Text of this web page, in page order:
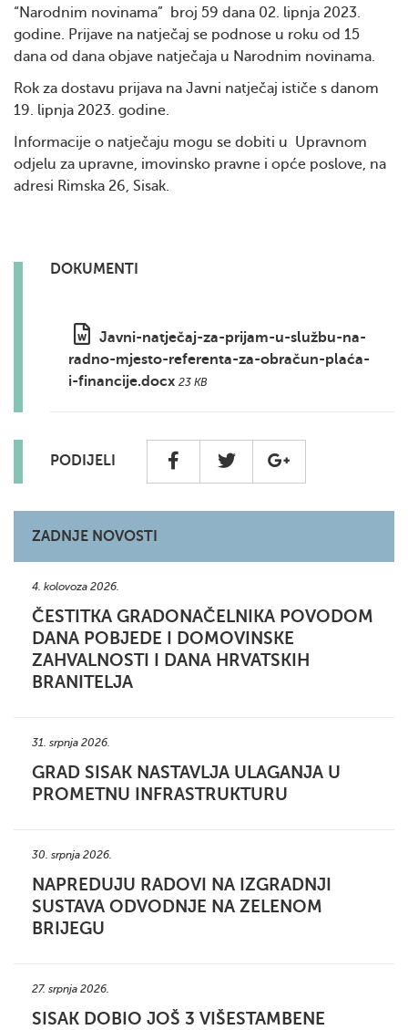
“Narodnim novinama” broj 59 dana 02. lipnja 2023.
godine. Prijave na natječaj se podnose u roku od 15
dana od dana objave natječaja u Narodnim novinama.
Rok za dostavu prijava na Javni natječaj ističe s danom
19. lipnja 2023. godine.
Informacije o natječaju mogu se dobiti u Upravnom
odjelu za upravne, imovinsko pravne i opće poslove, na
adresi Rimska 26, Sisak.
DOKUMENTI
Javni-natječaj-za-prijam-u-službu-na-
radno-mjesto-referenta-za-obračun-plaća-
i-financije.docx 23 KB
PODIJELI
ZADNJE NOVOSTI
4. kolovoza 2026.
ČESTITKA GRADONAČELNIKA POVODOM
DANA POBJEDE I DOMOVINSKE
ZAHVALNOSTI I DANA HRVATSKIH
BRANITELJA
31. srpnja 2026.
GRAD SISAK NASTAVLJA ULAGANJA U
PROMETNU INFRASTRUKTURU
30. srpnja 2026.
NAPREDUJU RADOVI NA IZGRADNJI
SUSTAVA ODVODNJE NA ZELENOM
BRIJEGU
27. srpnja 2026.
SISAK DOBIO JOŠ 3 VIŠESTAMBENE